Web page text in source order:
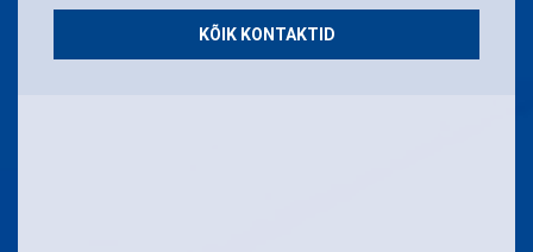
KÕIK KONTAKTID